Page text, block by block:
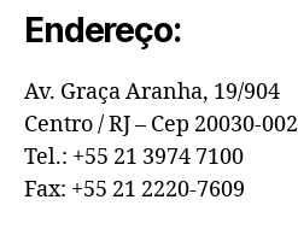
Endereço:
Av. Graça Aranha, 19/904
Centro / RJ – Cep 20030-002
Tel.: +55 21 3974 7100
Fax: +55 21 2220-7609